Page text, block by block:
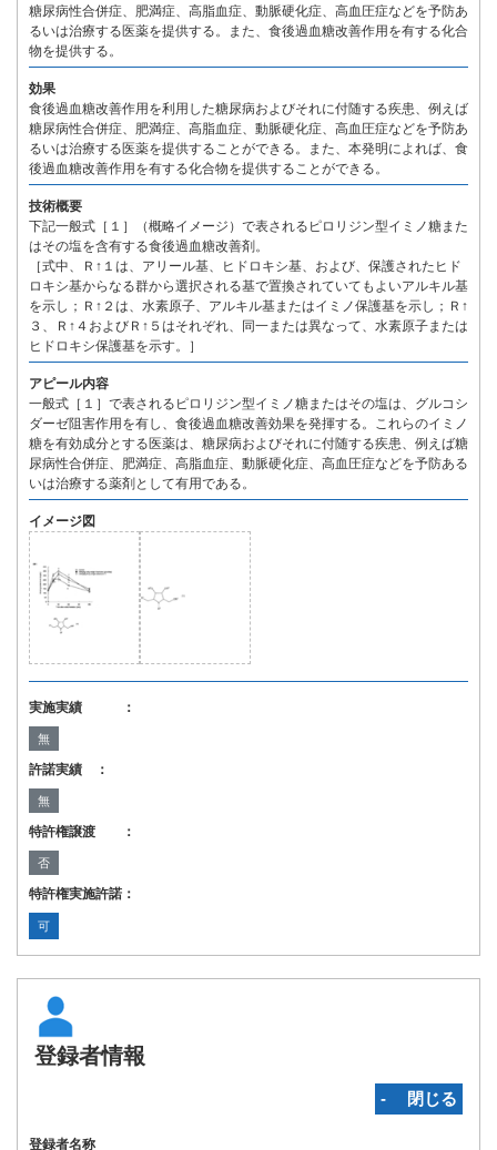
糖尿病性合併症、肥満症、高脂血症、動脈硬化症、高血圧症などを予防あ
るいは治療する医薬を提供する。また、食後過血糖改善作用を有する化合
物を提供する。
効果
食後過血糖改善作用を利用した糖尿病およびそれに付随する疾患、例えば
糖尿病性合併症、肥満症、高脂血症、動脈硬化症、高血圧症などを予防あ
るいは治療する医薬を提供することができる。また、本発明によれば、食
後過血糖改善作用を有する化合物を提供することができる。
技術概要
下記一般式［１］（概略イメージ）で表されるピロリジン型イミノ糖また
はその塩を含有する食後過血糖改善剤。
［式中、Ｒ↑１は、アリール基、ヒドロキシ基、および、保護されたヒド
ロキシ基からなる群から選択される基で置換されていてもよいアルキル基
を示し；Ｒ↑２は、水素原子、アルキル基またはイミノ保護基を示し；Ｒ↑
３、Ｒ↑４およびＲ↑５はそれぞれ、同一または異なって、水素原子または
ヒドロキシ保護基を示す。］
アピール内容
一般式［１］で表されるピロリジン型イミノ糖またはその塩は、グルコシ
ダーゼ阻害作用を有し、食後過血糖改善効果を発揮する。これらのイミノ
糖を有効成分とする医薬は、糖尿病およびそれに付随する疾患、例えば糖
尿病性合併症、肥満症、高脂血症、動脈硬化症、高血圧症などを予防ある
いは治療する薬剤として有用である。
イメージ図
実施実績 ：
無
許諾実績 ：
無
特許権譲渡 ：
否
特許権実施許諾：
可
登録者情報
‐ 閉じる
登録者名称